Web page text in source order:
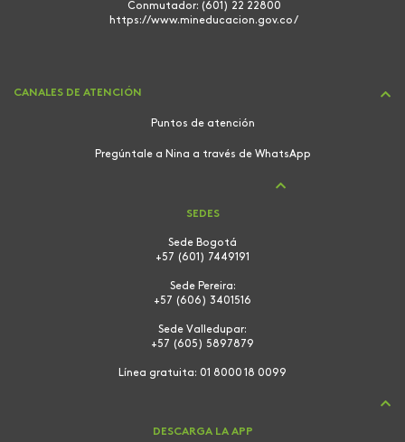
Conmutador: (601) 22 22800
https://www.mineducacion.gov.co/
CANALES DE ATENCIÓN
Puntos de atención
Pregúntale a Nina a través de WhatsApp
SEDES
Sede Bogotá
+57 (601) 7449191
Sede Pereira:
+57 (606) 3401516
Sede Valledupar:
+57 (605) 5897879
Línea gratuita: 01 8000 18 0099
DESCARGA LA APP